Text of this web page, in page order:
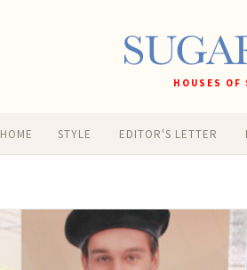
HOUSES
HOME STYLE EDITOR'S LETTER